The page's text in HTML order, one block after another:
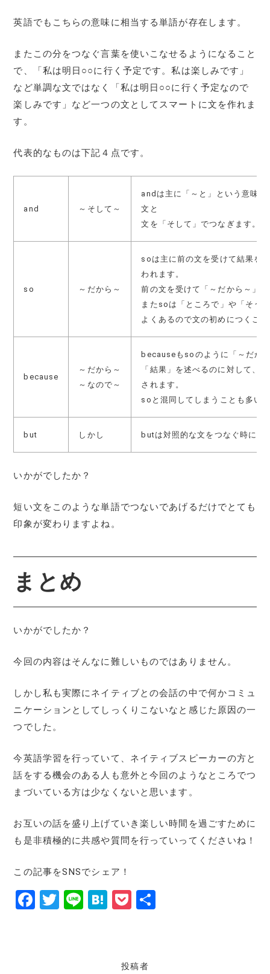
英語でもこちらの意味に相当する単語が存在します。
またこの分をつなぐ言葉を使いこなせるようになること
で、「私は明日○○に行く予定です。私は楽しみです」
など単調な文ではなく「私は明日○○に行く予定なので
楽しみです」など一つの文としてスマートに文を作れま
す。
代表的なものは下記４点です。
and ～そして～
andは主に「～と」という意味
文と
文を「そして」でつなぎます。
so ～だから～
soは主に前の文を受けて結果を
われます。
前の文を受けて「～だから～」
またsoは「ところで」や「そう
よくあるので文の初めにつくこ
because
～だから～
～なので～
becauseもsoのように「～だか
「結果」を述べるのに対して、
されます。
soと混同してしまうことも多い
but しかし butは対照的な文をつなぐ時によ
いかがでしたか？
短い文をこのような単語でつないであげるだけでとても
印象が変わりますよね。
まとめ
いかがでしたか？
今回の内容はそんなに難しいものではありません。
しかし私も実際にネイティブとの会話の中で何かコミュ
ニケーションとしてしっくりこないなと感じた原因の一
つでした。
今英語学習を行っていて、ネイティブスピーカーの方と
話をする機会のある人も意外と今回のようなところでつ
まづいている方は少なくないと思います。
お互いの話を盛り上げていき楽しい時間を過ごすために
も是非積極的に共感や質問を行っていってくださいね！
この記事をSNSでシェア！
F
T
Li H
P
k
投稿者